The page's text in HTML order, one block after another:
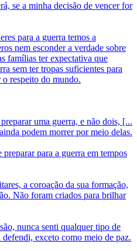
se a minha decisão de vencer for
para a guerra temos a
nem esconder a verdade sobre
famílias ter expectativa que
sem ter tropas suficientes para
o respeito do mundo.
uma guerra, e não dois, [...
podem morrer por meio delas.
para a guerra em tempos
a coroação da sua formação,
Não foram criados para brilhar
nunca senti qualquer tipo de
defendi, exceto como meio de paz.